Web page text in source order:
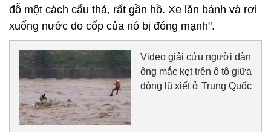
đỗ một cách cẩu thả, rất gần hồ. Xe lăn bánh và rơi
xuống nước do cốp của nó bị đóng mạnh".
Video giải cứu người đàn
ông mắc kẹt trên ô tô giữa
dòng lũ xiết ở Trung Quốc